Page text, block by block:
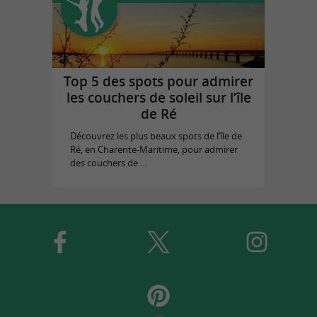
Top 5 des spots pour admirer
les couchers de soleil sur l’île
de Ré
Découvrez les plus beaux spots de l’île de
Ré, en Charente-Maritime, pour admirer
des couchers de ...